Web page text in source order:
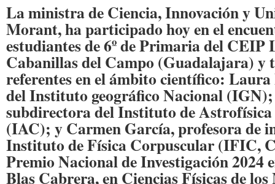
La ministra de Ciencia, Innovación y
Morant, ha participado hoy en el
estudiantes de 6º de Primaria del CEIP
Cabanillas del Campo (Guadalajara) y
referentes en el ámbito científico:
del Instituto geográfico Nacional
subdirectora del Instituto de
(IAC); y Carmen García, profesora de
Instituto de Física Corpuscular (IFIC,
Premio Nacional de Investigación 2024
Blas Cabrera, en Ciencias Físicas de